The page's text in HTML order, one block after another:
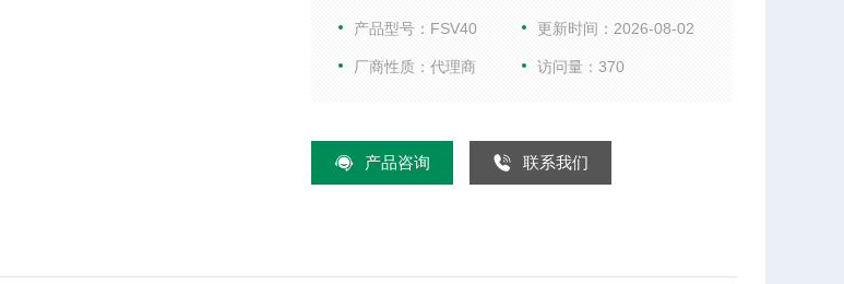
signal analysis bandwidth Convenient, intuitive operation wi
产品型号：FSV40 更新时间：2026-08-02
厂商性质：代理商 访问量：370
产品咨询 联系我们